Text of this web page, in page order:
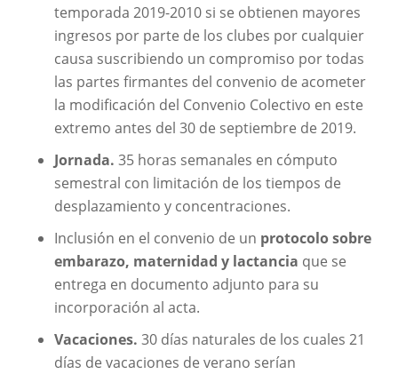
temporada 2019-2010 si se obtienen mayores
ingresos por parte de los clubes por cualquier
causa suscribiendo un compromiso por todas
las partes firmantes del convenio de acometer
la modificación del Convenio Colectivo en este
extremo antes del 30 de septiembre de 2019.
Jornada. 35 horas semanales en cómputo
semestral con limitación de los tiempos de
desplazamiento y concentraciones.
Inclusión en el convenio de un protocolo sobre
embarazo, maternidad y lactancia que se
entrega en documento adjunto para su
incorporación al acta.
Vacaciones. 30 días naturales de los cuales 21
días de vacaciones de verano serían